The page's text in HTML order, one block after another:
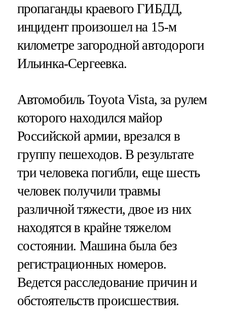
пропаганды краевого ГИБДД,
инцидент произошел на 15-м
километре загородной автодороги
Ильинка-Сергеевка.
Автомобиль Toyota Vista, за рулем
которого находился майор
Российской армии, врезался в
группу пешеходов. В результате
три человека погибли, еще шесть
человек получили травмы
различной тяжести, двое из них
находятся в крайне тяжелом
состоянии. Машина была без
регистрационных номеров.
Ведется расследование причин и
обстоятельств происшествия.